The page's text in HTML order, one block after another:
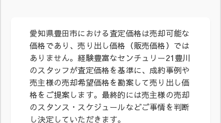
愛知県豊田市における査定価格は売却可能な
価格であり、売り出し価格（販売価格）では
ありません。経験豊富なセンチュリー21豊川
のスタッフが査定価格を基準に、成約事例や
売主様の売却希望価格を勘案して売り出し価
格をご提案します。最終的には売主様の売却
のスタンス・スケジュールなどご事情を判断
し決定していただきます。